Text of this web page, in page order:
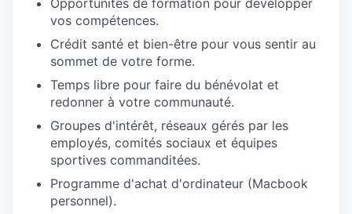
Opportunités de formation pour développer
vos compétences.
Crédit santé et bien-être pour vous sentir au
sommet de votre forme.
Temps libre pour faire du bénévolat et
redonner à votre communauté.
Groupes d'intérêt, réseaux gérés par les
employés, comités sociaux et équipes
sportives commanditées.
Programme d'achat d'ordinateur (Macbook
personnel).